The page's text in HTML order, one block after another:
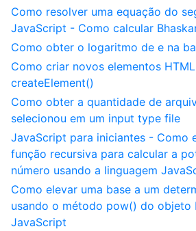
Como resolver uma equação do
JavaScript - Como calcular
Como obter o logaritmo de e na
Como criar novos elementos
createElement()
Como obter a quantidade de
selecionou em um input type file
JavaScript para iniciantes - Como
função recursiva para calcular a
número usando a linguagem
Como elevar uma base a um
usando o método pow() do objeto
JavaScript